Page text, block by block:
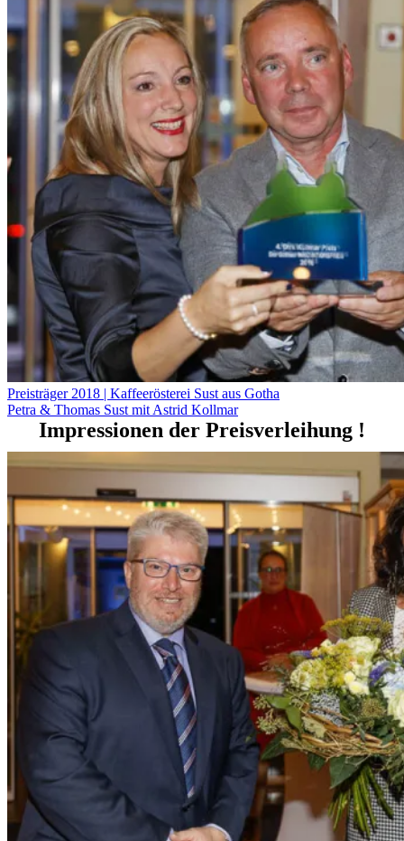
Preisträger 2018 | Kaffeerösterei Sust aus Gotha
Petra & Thomas Sust mit Astrid Kollmar
Impressionen der Preisverleihung !